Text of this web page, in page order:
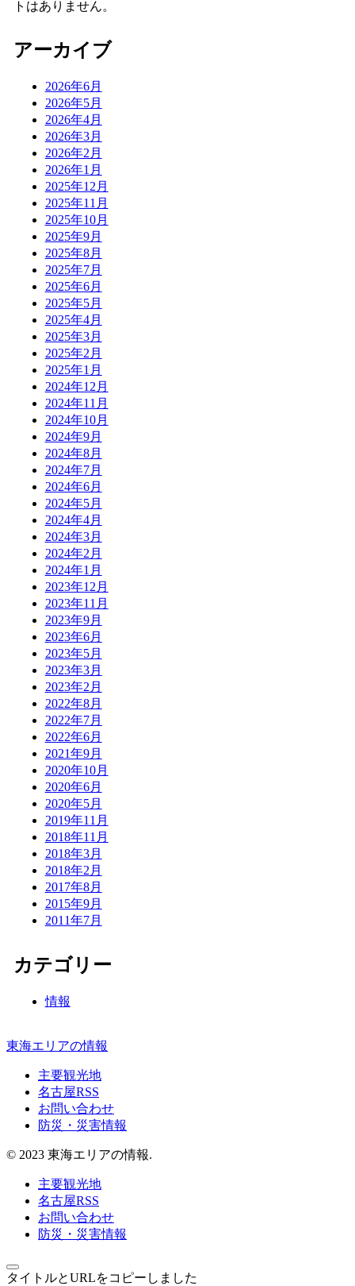
トはありません。
アーカイブ
2026年6月
2026年5月
2026年4月
2026年3月
2026年2月
2026年1月
2025年12月
2025年11月
2025年10月
2025年9月
2025年8月
2025年7月
2025年6月
2025年5月
2025年4月
2025年3月
2025年2月
2025年1月
2024年12月
2024年11月
2024年10月
2024年9月
2024年8月
2024年7月
2024年6月
2024年5月
2024年4月
2024年3月
2024年2月
2024年1月
2023年12月
2023年11月
2023年9月
2023年6月
2023年5月
2023年3月
2023年2月
2022年8月
2022年7月
2022年6月
2021年9月
2020年10月
2020年6月
2020年5月
2019年11月
2018年11月
2018年3月
2018年2月
2017年8月
2015年9月
2011年7月
カテゴリー
情報
東海エリアの情報
主要観光地
名古屋RSS
お問い合わせ
防災・災害情報
© 2023 東海エリアの情報.
主要観光地
名古屋RSS
お問い合わせ
防災・災害情報
タイトルとURLをコピーしました